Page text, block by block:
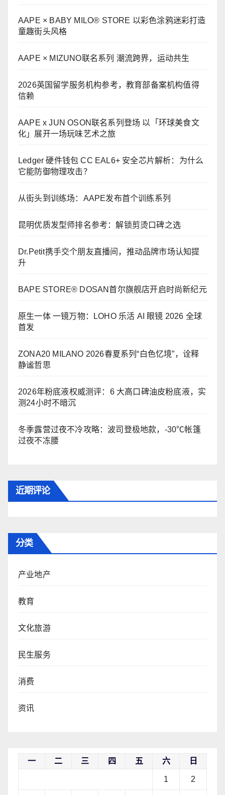
AAPE × BABY MILO® STORE 以彩色涂鸦迷彩打造
童趣街头风格
AAPE × MIZUNO联名系列 潮流跨界，运动共生
2026英国留学服务机构参考，教育部备案机构值得
信赖
AAPE x JUN OSON联名系列登场 以「环球美食文
化」展开一场玩味艺术之旅
Ledger 硬件钱包 CC EAL6+ 安全芯片解析：为什么
它能防御物理攻击？
从街头到训练场：AAPE发布首个训练系列
昆明优质发型师排名参考：解锁剪烫口碑之选
Dr.Petit携手交个朋友直播间，推动品牌市场认知提
升
BAPE STORE® DOSAN首尔旗舰店开启时尚新纪元
原生一体 一镜万物：LOHO 乐活 AI 眼镜 2026 全球
首发
ZONA20 MILANO 2026春夏系列“白色忆境”，诠释
静谧哲思
2026年粉底液权威测评：6 大高口碑油皮粉底液，实
测24小时不暗沉
冬季露营过夜不冷攻略：波司登极地款，-30℃帐篷
过夜不冻腰
近期评论
分类
产业地产
教育
文化旅游
民生服务
消费
资讯
一 二 三 四 五 六 日
1 2